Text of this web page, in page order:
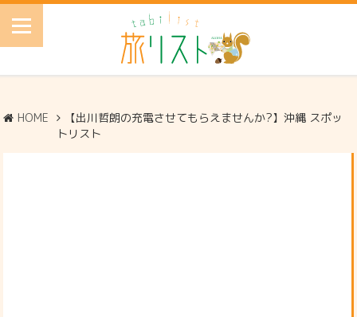
HOME
【出川哲朗の充電させてもらえませんか?】沖縄 スポッ
トリスト